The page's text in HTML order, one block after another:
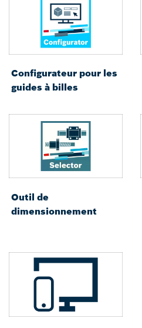
Configurateur pour les
guides à billes
Outil de
dimensionnement